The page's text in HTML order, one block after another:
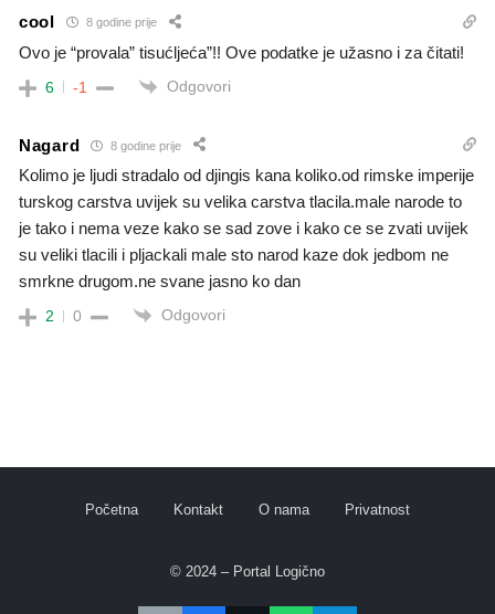
cool 8 godine prije
Ovo je “provala” tisućljeća”!! Ove podatke je užasno i za čitati!
6 -1 Odgovori
Nagard 8 godine prije
Kolimo je ljudi stradalo od djingis kana koliko.od rimske imperije
turskog carstva uvijek su velika carstva tlacila.male narode to
je tako i nema veze kako se sad zove i kako ce se zvati uvijek
su veliki tlacili i pljackali male sto narod kaze dok jedbom ne
smrkne drugom.ne svane jasno ko dan
2 0 Odgovori
Početna Kontakt O nama Privatnost
© 2024 – Portal Logično